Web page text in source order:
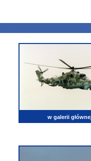
w galerii